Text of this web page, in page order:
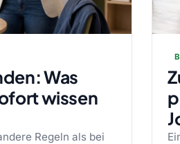
Was
wissen
Regeln als bei